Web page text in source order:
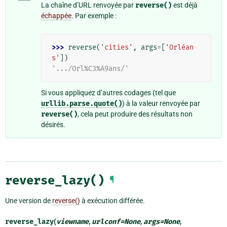
La chaîne d’URL renvoyée par reverse() est déjà
échappée. Par exemple :
>>> reverse( 'cities' , args=
'Orléan
s'
])
'.../Orl%C3%A9ans/'
Si vous appliquez d’autres codages (tel que
urllib.parse.quote()) à la valeur renvoyée par
reverse(), cela peut produire des résultats non
désirés.
reverse_lazy() ¶
Une version de reverse() à exécution différée.
reverse_lazy(viewname, urlconf=None, args=None,